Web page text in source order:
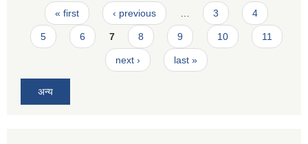
Pages
« first ‹ previous 3 4
5 6 7 8 9 10 11
next › last »
अन्य